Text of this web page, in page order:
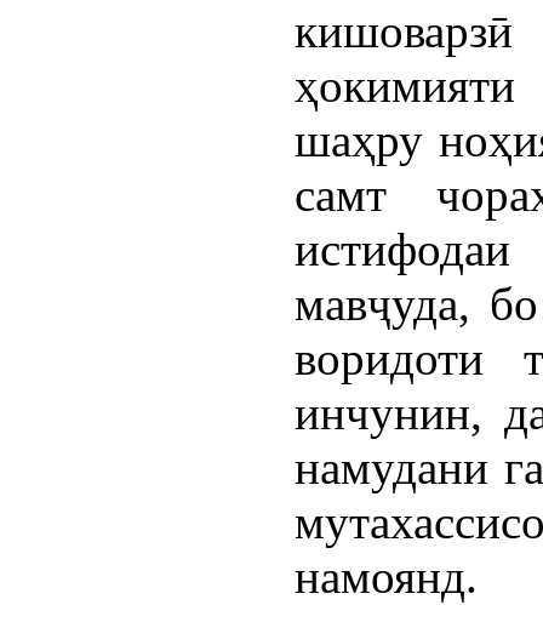
шаҳру
самт
истифодаи
мавҷуда,
воридоти
инчунин,
намудани
намоянд.